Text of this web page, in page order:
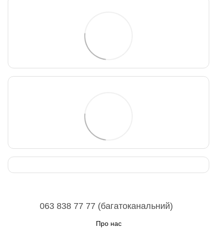
063 838 77 77 (багатоканальний)
Про нас